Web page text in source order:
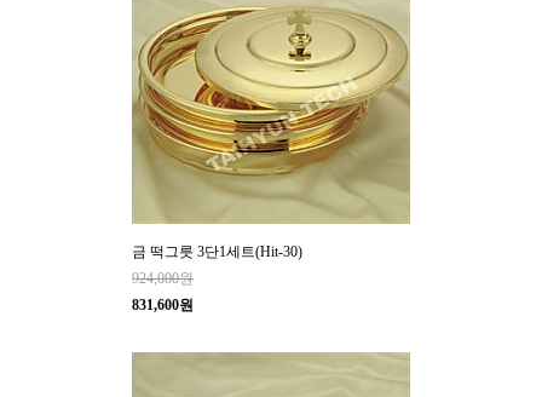
금 떡그릇 3단1세트(Hit-30)
924,000원
831,600원